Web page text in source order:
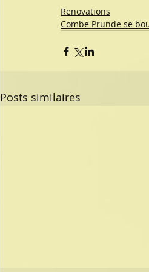
Renovations
Combe Prunde se
Posts similaires